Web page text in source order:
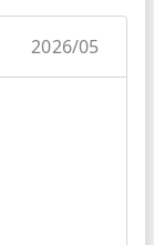
2026/05